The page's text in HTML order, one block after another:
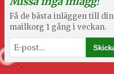
Få de bästa inläggen till din
mailkorg 1 gång i veckan.